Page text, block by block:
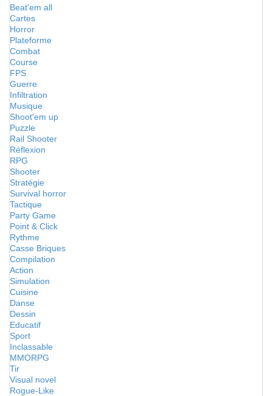
Beat'em all
Cartes
Horror
Plateforme
Combat
Course
FPS
Guerre
Infiltration
Musique
Shoot'em up
Puzzle
Rail Shooter
Réflexion
RPG
Shooter
Stratégie
Survival horror
Tactique
Party Game
Point & Click
Rythme
Casse Briques
Compilation
Action
Simulation
Cuisine
Danse
Dessin
Educatif
Sport
Inclassable
MMORPG
Tir
Visual novel
Rogue-Like